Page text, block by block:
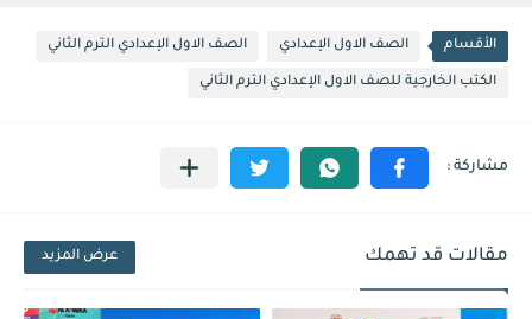
الأقسام الصف الاول الإعدادي الصف الاول الإعدادي الترم الثاني
الكتب الخارجية للصف الاول الإعدادي الترم الثاني
مقالات قد تهمك عرض المزيد